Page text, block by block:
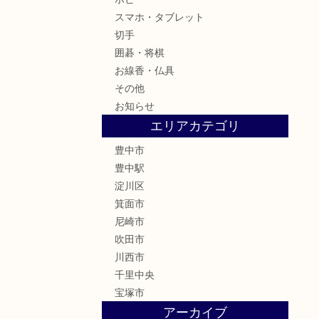
スマホ・タブレット
切手
囲碁・将棋
お線香・仏具
その他
お知らせ
エリアカテゴリ
豊中市
豊中駅
淀川区
箕面市
尼崎市
吹田市
川西市
千里中央
宝塚市
アーカイブ